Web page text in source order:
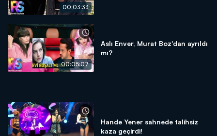
00:03:33
00:05:07
Aslı Enver, Murat Boz'dan ayrıldı
mı?
Hande Yener sahnede talihsiz
kaza geçirdi!